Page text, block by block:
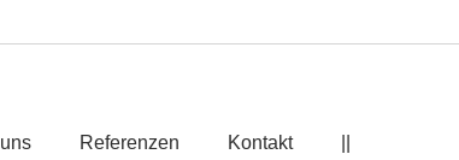
Referenzen Kontakt